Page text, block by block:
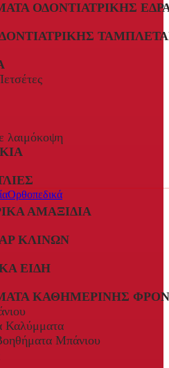
ΟΔΟΝΤΙΑΤΡΙΚΉΣ
λαιμόκοψη
Ορθοπεδικά
ΑΜΑΞΊΔΙΑ
ΚΛΙΝΏΝ
ΕΊΔΗ
ΚΑΘΗΜΕΡΙΝΉΣ
Καλύμματα
Μπάνιου